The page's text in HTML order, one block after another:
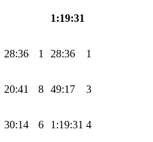
1:19:31
28:36 1 28:36 1
20:41 8 49:17 3
30:14 6 1:19:31 4